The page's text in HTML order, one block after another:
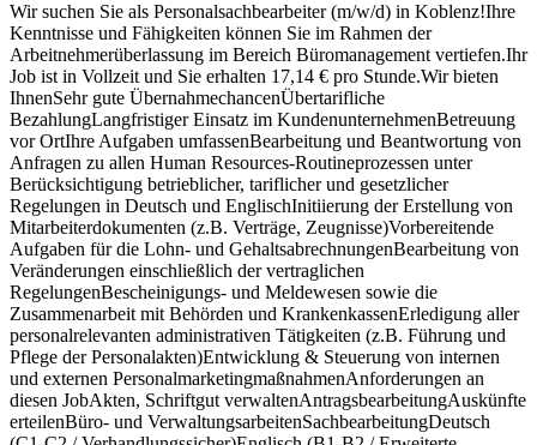
Wir suchen Sie als Personalsachbearbeiter (m/w/d) in Koblenz!Ihre
Kenntnisse und Fähigkeiten können Sie im Rahmen der
Arbeitnehmerüberlassung im Bereich Büromanagement vertiefen.Ihr
Job ist in Vollzeit und Sie erhalten 17,14 € pro Stunde.Wir bieten
IhnenSehr gute ÜbernahmechancenÜbertarifliche
BezahlungLangfristiger Einsatz im KundenunternehmenBetreuung
vor OrtIhre Aufgaben umfassenBearbeitung und Beantwortung von
Anfragen zu allen Human Resources-Routineprozessen unter
Berücksichtigung betrieblicher, tariflicher und gesetzlicher
Regelungen in Deutsch und EnglischInitiierung der Erstellung von
Mitarbeiterdokumenten (z.B. Verträge, Zeugnisse)Vorbereitende
Aufgaben für die Lohn- und GehaltsabrechnungenBearbeitung von
Veränderungen einschließlich der vertraglichen
RegelungenBescheinigungs- und Meldewesen sowie die
Zusammenarbeit mit Behörden und KrankenkassenErledigung aller
personalrelevanten administrativen Tätigkeiten (z.B. Führung und
Pflege der Personalakten)Entwicklung & Steuerung von internen
und externen PersonalmarketingmaßnahmenAnforderungen an
diesen JobAkten, Schriftgut verwaltenAntragsbearbeitungAuskünfte
erteilenBüro- und VerwaltungsarbeitenSachbearbeitungDeutsch